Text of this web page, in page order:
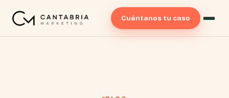
Cuéntanos tu caso